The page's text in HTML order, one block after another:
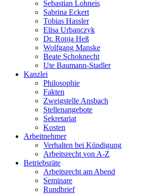
Sebastian Lohneis
Sabrina Eckert
Tobias Hassler
Elisa Urbanczyk
Dr. Ronja Heß
Wolfgang Manske
Beate Schoknecht
Ute Baumann-Stadler
Kanzlei
Philosophie
Fakten
Zweigstelle Ansbach
Stellenangebote
Sekretariat
Kosten
Arbeitnehmer
Verhalten bei Kündigung
Arbeitsrecht von A-Z
Betriebsräte
Arbeitsrecht am Abend
Seminare
Rundbrief